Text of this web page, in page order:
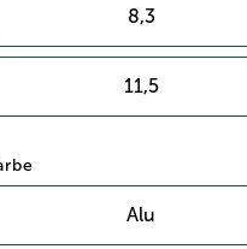
8,3
11,5
Alu